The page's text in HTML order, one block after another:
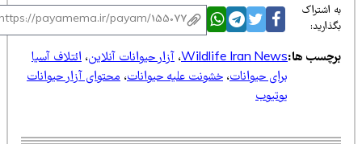
اشتراک
ها:Wildlife Iran News،آزار حیوانات آنلاین،ائتلاف آسیا
برای حیوانات،خشونت علیه حیوانات،محتوای آزار حیوانات
یوتیوب